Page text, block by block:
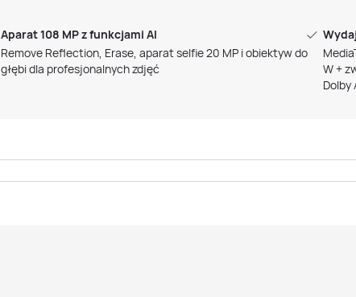
Aparat 108 MP z funkcjami AI
Remove Reflection, Erase, aparat selfie 20 MP i obiektyw do
głębi dla profesjonalnych zdjęć
W +
Dolby